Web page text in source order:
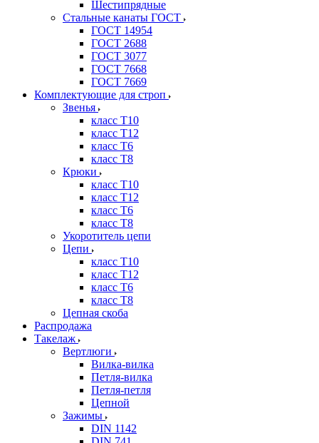
Шестипрядные
Стальные канаты ГОСТ
ГОСТ 14954
ГОСТ 2688
ГОСТ 3077
ГОСТ 7668
ГОСТ 7669
Комплектующие для строп
Звенья
класс Т10
класс Т12
класс Т6
класс Т8
Крюки
класс Т10
класс Т12
класс Т6
класс Т8
Укоротитель цепи
Цепи
класс Т10
класс Т12
класс Т6
класс Т8
Цепная скоба
Распродажа
Такелаж
Вертлюги
Вилка-вилка
Петля-вилка
Петля-петля
Цепной
Зажимы
DIN 1142